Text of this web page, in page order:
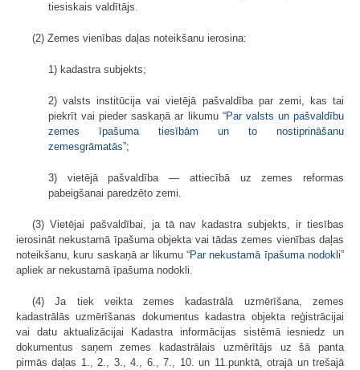
tiesiskais valdītājs.
(2) Zemes vienības daļas noteikšanu ierosina:
1) kadastra subjekts;
2) valsts institūcija vai vietējā pašvaldība par zemi, kas tai
piekrīt vai pieder saskaņā ar likumu “Par valsts un pašvaldību
zemes īpašuma tiesībām un to nostiprināšanu
zemesgrāmatās”;
3) vietējā pašvaldība — attiecībā uz zemes reformas
pabeigšanai paredzēto zemi.
(3) Vietējai pašvaldībai, ja tā nav kadastra subjekts, ir tiesības
ierosināt nekustamā īpašuma objekta vai tādas zemes vienības daļas
noteikšanu, kuru saskaņā ar likumu “Par nekustamā īpašuma nodokli”
apliek ar nekustamā īpašuma nodokli.
(4) Ja tiek veikta zemes kadastrālā uzmērīšana, zemes
kadastrālās uzmērīšanas dokumentus kadastra objekta reģistrācijai
vai datu aktualizācijai Kadastra informācijas sistēmā iesniedz un
dokumentus saņem zemes kadastrālais uzmērītājs uz šā panta
pirmās daļas 1., 2., 3., 4., 6., 7., 10. un 11.punktā, otrajā un trešajā